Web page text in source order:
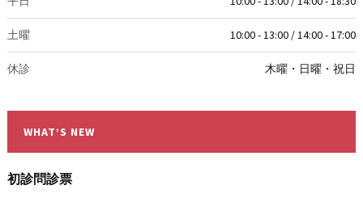
土曜 10:00 - 13:00 / 14:00 - 17:00
休診 木曜・日曜・祝日
WHAT’S NEW
初診問診票